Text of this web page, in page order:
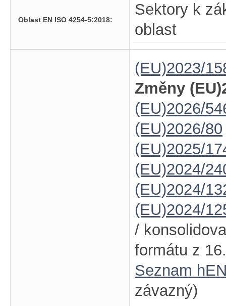
Oblast EN ISO 4254-5:2018:
Sektory k
oblast
(EU)2023/
Změny
(EU)2026/
(EU)2026/80
(EU)2025/
(EU)2024/
(EU)2024/
(EU)2024/
/
formátu z
Seznam
závazný)